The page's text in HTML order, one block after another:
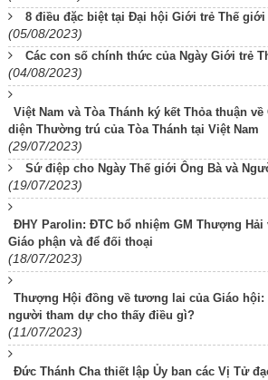
8 điều đặc biệt tại Đại hội Giới trẻ Thế giới
(05/08/2023)
Các con số chính thức của Ngày Giới trẻ
(04/08/2023)
Việt Nam và Tòa Thánh ký kết Thỏa thuận
diện Thường trú của Tòa Thánh tại Việt Nam
(29/07/2023)
Sứ điệp cho Ngày Thế giới Ông Bà và
(19/07/2023)
ĐHY Parolin: ĐTC bổ nhiệm GM Thượng
Giáo phận và để đối thoại
(18/07/2023)
Thượng Hội đồng về tương lai của Giáo hội:
người tham dự cho thấy điều gì?
(11/07/2023)
Đức Thánh Cha thiết lập Ủy ban các Vị Tử